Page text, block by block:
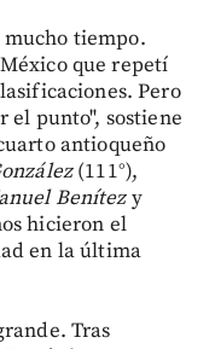
mucho tiempo.
que repetí
Pero
el punto", sostiene
antioqueño
(111°),
Benítezy
hicieron el
en la última
Tras